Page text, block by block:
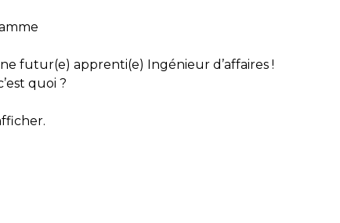
futur(e) apprenti(e) Ingénieur d’affaires !
quoi ?